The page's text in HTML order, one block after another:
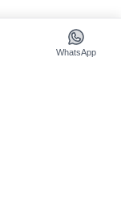
DFM
estática. Sin
debe tener en
WhatsApp